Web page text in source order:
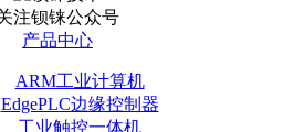
注钡铼公众号
产品中心
ARM工业计算机
EdgePLC边缘控制器
工业触控一体机